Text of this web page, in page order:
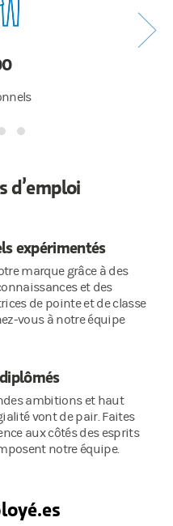
d’emploi
expérimentés
marque grâce à des
et des
de pointe et de classe
vous à notre équipe
ambitions et haut
vont de pair. Faites
aux côtés des esprits
notre équipe.